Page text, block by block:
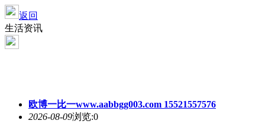
返回
生活资讯
欧博一比一www.aabbgg003.com 15521557576
2026-08-09浏览:0